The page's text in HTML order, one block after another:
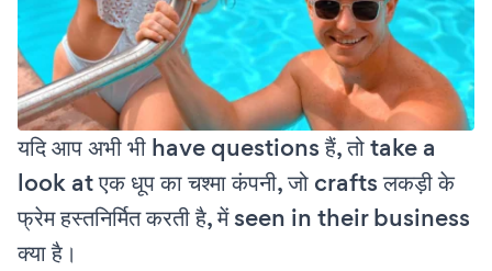
यदि आप अभी भी have questions हैं, तो take a
look at एक धूप का चश्मा कंपनी, जो crafts लकड़ी के
फ्रेम हस्तनिर्मित करती है, में seen in their business
क्या है।